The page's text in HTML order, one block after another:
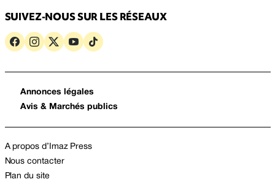
SUIVEZ-NOUS SUR LES RÉSEAUX
Annonces légales
Avis & Marchés publics
A propos d’Imaz Press
Nous contacter
Plan du site